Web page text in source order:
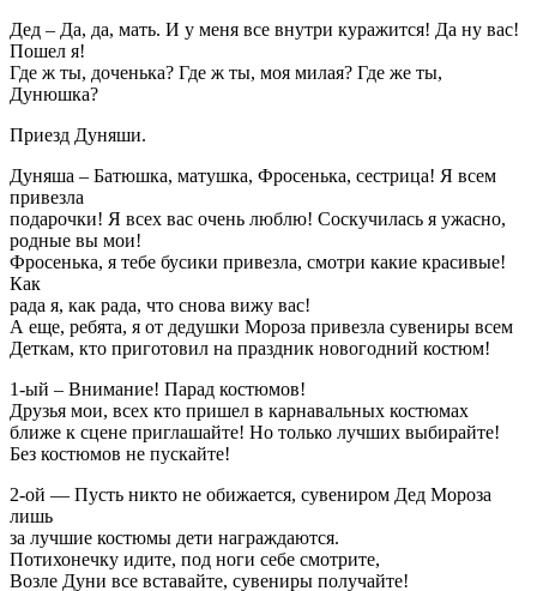
Дед – Да, да, мать. И у меня все внутри куражится! Да ну вас!
Пошел я!
Где ж ты, доченька? Где ж ты, моя милая? Где же ты,
Дунюшка?
Приезд Дуняши.
Дуняша – Батюшка, матушка, Фросенька, сестрица! Я всем
привезла
подарочки! Я всех вас очень люблю! Соскучилась я ужасно,
родные вы мои!
Фросенька, я тебе бусики привезла, смотри какие красивые!
Как
рада я, как рада, что снова вижу вас!
А еще, ребята, я от дедушки Мороза привезла сувениры всем
Деткам, кто приготовил на праздник новогодний костюм!
1-ый – Внимание! Парад костюмов!
Друзья мои, всех кто пришел в карнавальных костюмах
ближе к сцене приглашайте! Но только лучших выбирайте!
Без костюмов не пускайте!
2-ой — Пусть никто не обижается, сувениром Дед Мороза
лишь
за лучшие костюмы дети награждаются.
Потихонечку идите, под ноги себе смотрите,
Возле Дуни все вставайте, сувениры получайте!